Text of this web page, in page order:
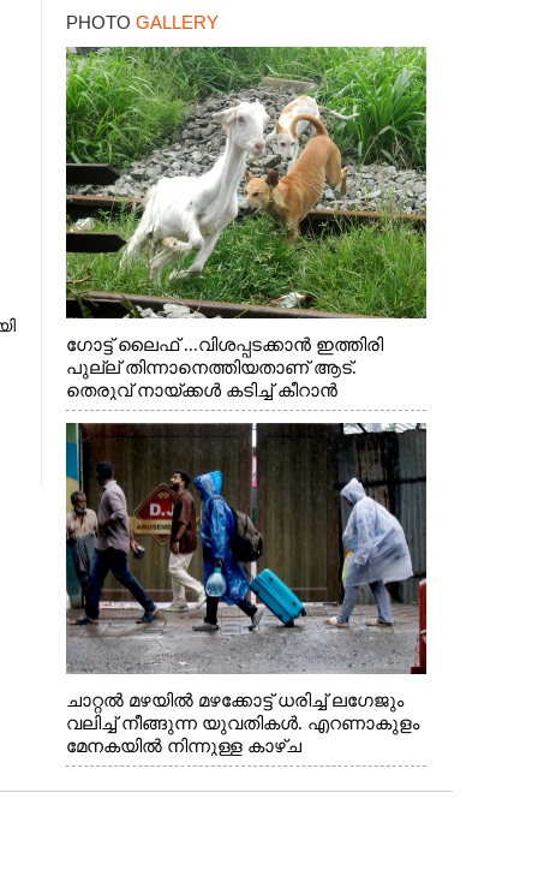
PHOTO GALLERY
ഗോട്ട് ലൈഫ് ...വിശപ്പടക്കാൻ ഇത്തിരി
പുല്ല് തിന്നാനെത്തിയതാണ് ആട്.
തെരുവ് നായ്ക്കൾ കടിച്ച് കീറാൻ
വന്നതോടെ വയറിന്റെ ആന്തൽ മറന്ന്
ജീവന് വേണ്ടിയായി ഓട്ടം. എറണാകുളം
വാത്തുരുത്തിയിൽ നിന്നുള്ള കാഴ്ച
ചാറ്റൽ മഴയിൽ മഴക്കോട്ട് ധരിച്ച് ലഗേജും
വലിച്ച് നീങ്ങുന്ന യുവതികൾ. എറണാകുളം
മേനകയിൽ നിന്നുള്ള കാഴ്ച